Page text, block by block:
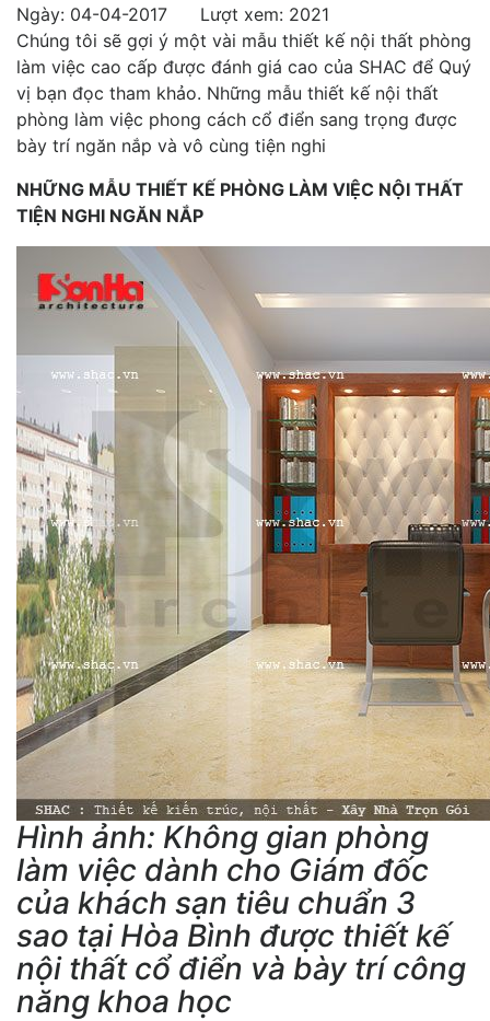
Ngày: 04-04-2017 Lượt xem: 2021
Chúng tôi sẽ gợi ý một vài mẫu thiết kế nội thất phòng
làm việc cao cấp được đánh giá cao của SHAC để Quý
vị bạn đọc tham khảo. Những mẫu thiết kế nội thất
phòng làm việc phong cách cổ điển sang trọng được
bày trí ngăn nắp và vô cùng tiện nghi
NHỮNG MẪU THIẾT KẾ PHÒNG LÀM VIỆC NỘI THẤT
TIỆN NGHI NGĂN NẮP
Hình ảnh: Không gian phòng
làm việc dành cho Giám đốc
của khách sạn tiêu chuẩn 3
sao tại Hòa Bình được thiết kế
nội thất cổ điển và bày trí công
năng khoa học